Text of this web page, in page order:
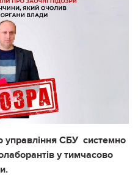
управління СБУ системно
у тимчасово